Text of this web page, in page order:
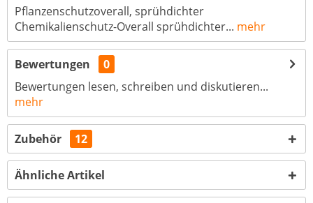
Pflanzenschutzoverall, sprühdichter
Chemikalienschutz-Overall sprühdichter... mehr
Bewertungen
0
Bewertungen lesen, schreiben und diskutieren...
mehr
Zubehör 12
Ähnliche Artikel